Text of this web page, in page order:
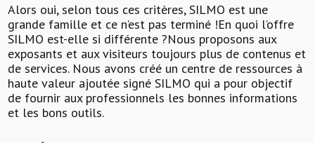
Alors oui, selon tous ces critères, SILMO est une
grande famille et ce n’est pas terminé !En quoi l’offre
SILMO est-elle si différente ?Nous proposons aux
exposants et aux visiteurs toujours plus de contenus et
de services. Nous avons créé un centre de ressources à
haute valeur ajoutée signé SILMO qui a pour objectif
de fournir aux professionnels les bonnes informations
et les bons outils.